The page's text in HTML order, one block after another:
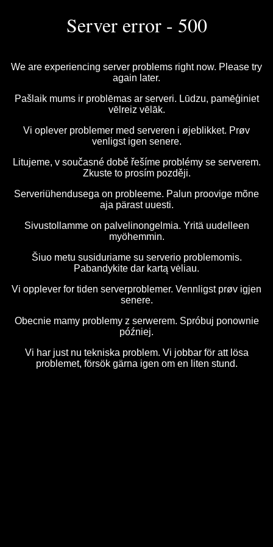
Server error - 500
We are experiencing server problems right now. Please try
again later.
Pašlaik mums ir problēmas ar serveri. Lūdzu, pamēģiniet
vēlreiz vēlāk.
Vi oplever problemer med serveren i øjeblikket. Prøv
venligst igen senere.
Litujeme, v současné době řešíme problémy se serverem.
Zkuste to prosím později.
Serveriühendusega on probleeme. Palun proovige mõne
aja pärast uuesti.
Sivustollamme on palvelinongelmia. Yritä uudelleen
myöhemmin.
Šiuo metu susiduriame su serverio problemomis.
Pabandykite dar kartą vėliau.
Vi opplever for tiden serverproblemer. Vennligst prøv igjen
senere.
Obecnie mamy problemy z serwerem. Spróbuj ponownie
później.
Vi har just nu tekniska problem. Vi jobbar för att lösa
problemet, försök gärna igen om en liten stund.